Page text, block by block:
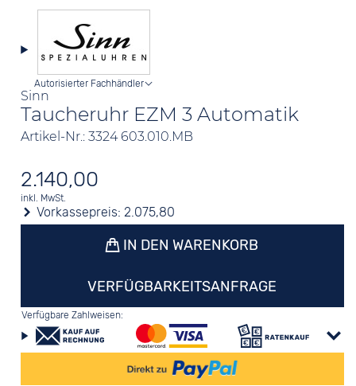
Sinn
Taucheruhr EZM 3 Automatik
Artikel-Nr.: 3324 603.010.MB
Autorisierter Fachhändler
2.140,00
inkl. MwSt.
Vorkassepreis:2.075,80
IN DEN WARENKORB
VERFÜGBARKEITSANFRAGE
Verfügbare Zahlweisen: